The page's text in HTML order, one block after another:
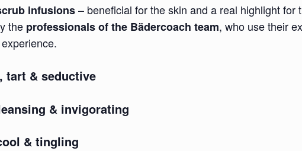
infusions– beneficial for the skin and a real highlight for
the professionals of the Bädercoach team, who use their
tart & seductive
& invigorating
& tingling